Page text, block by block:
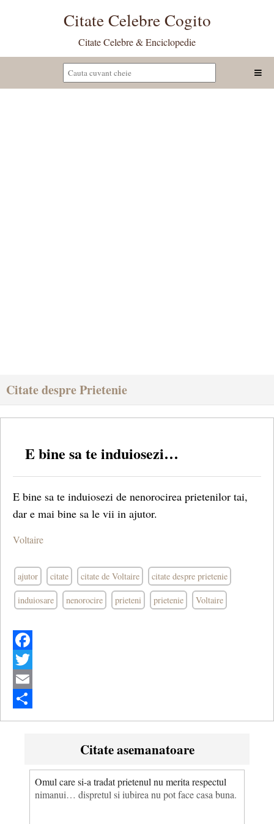
Citate Celebre Cogito
Citate Celebre & Enciclopedie
Citate despre Prietenie
E bine sa te induiosezi…
E bine sa te induiosezi de nenorocirea prietenilor tai,
dar e mai bine sa le vii in ajutor.
Voltaire
ajutor citate citate de Voltaire citate despre prietenie
induiosare nenorocire prieteni prietenie Voltaire
Facebook
Twitter
Email
Share
Citate asemanatoare
Omul care si-a tradat prietenul nu merita respectul
nimanui… dispretul si iubirea nu pot face casa buna.